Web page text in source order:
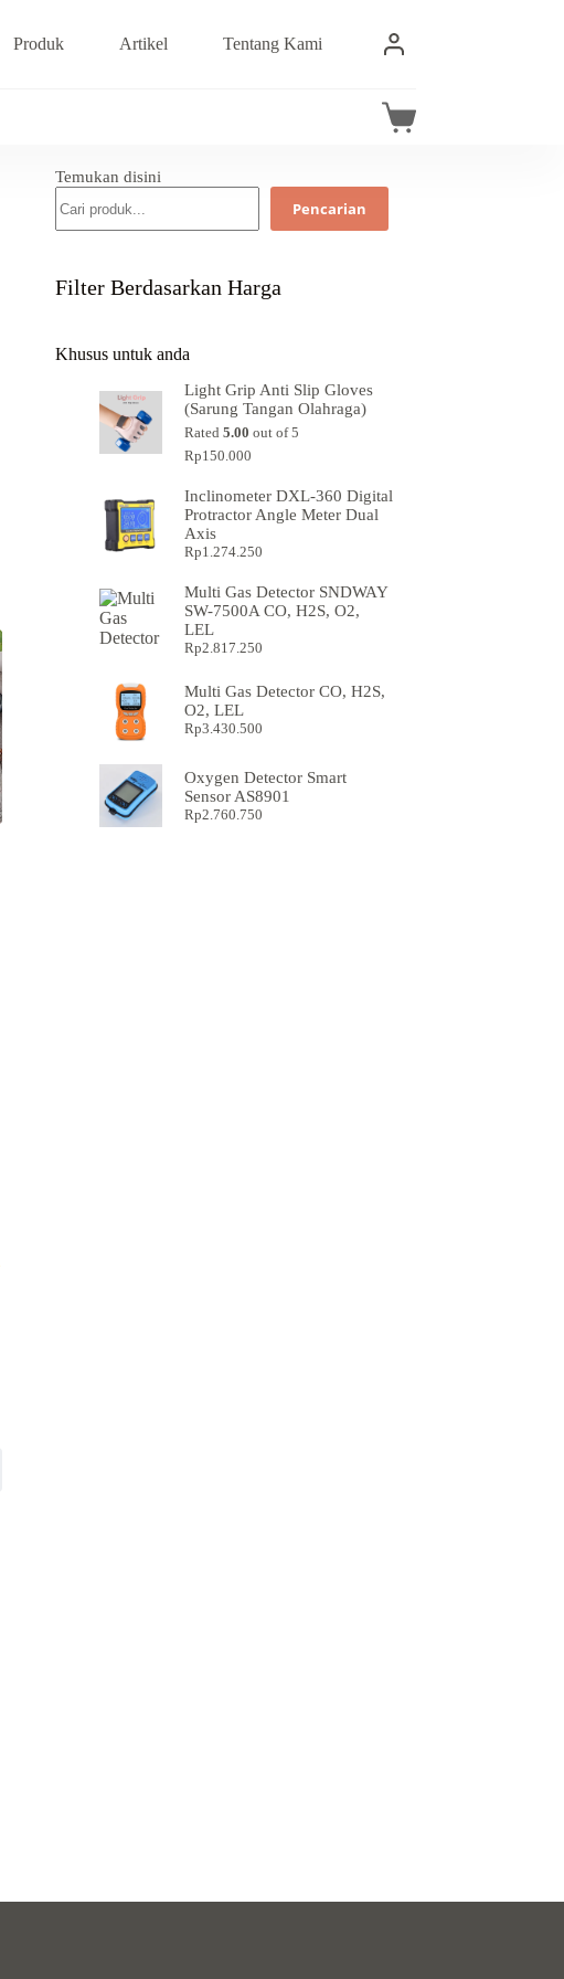
Produk Artikel Tentang Kami
Temukan disini
Pencarian
Filter Berdasarkan Harga
Khusus untuk anda
Light Grip Anti Slip Gloves
(Sarung Tangan Olahraga)
Rated5.00 out of 5
Rp150.000
Inclinometer DXL-360 Digital
Protractor Angle Meter Dual
Axis
Rp1.274.250
Multi Gas Detector SNDWAY
SW-7500A CO, H2S, O2,
LEL
Rp2.817.250
Multi Gas Detector CO, H2S,
O2, LEL
Rp3.430.500
Oxygen Detector Smart
Sensor AS8901
Rp2.760.750